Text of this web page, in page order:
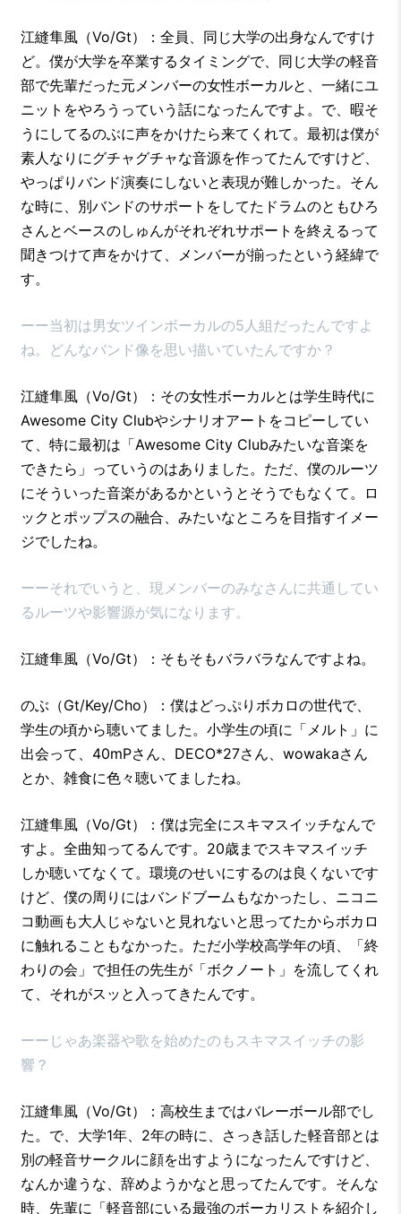
江縫隼風（Vo/Gt）：全員、同じ大学の出身なんですけ
ど。僕が大学を卒業するタイミングで、同じ大学の軽音
部で先輩だった元メンバーの女性ボーカルと、一緒にユ
ニットをやろうっていう話になったんですよ。で、暇そ
うにしてるのぶに声をかけたら来てくれて。最初は僕が
素人なりにグチャグチャな音源を作ってたんですけど、
やっぱりバンド演奏にしないと表現が難しかった。そん
な時に、別バンドのサポートをしてたドラムのともひろ
さんとベースのしゅんがそれぞれサポートを終えるって
聞きつけて声をかけて、メンバーが揃ったという経緯で
す。
ーー当初は男女ツインボーカルの5人組だったんですよ
ね。どんなバンド像を思い描いていたんですか？
江縫隼風（Vo/Gt）：その女性ボーカルとは学生時代に
Awesome City Clubやシナリオアートをコピーしてい
て、特に最初は「Awesome City Clubみたいな音楽を
できたら」っていうのはありました。ただ、僕のルーツ
にそういった音楽があるかというとそうでもなくて。ロ
ックとポップスの融合、みたいなところを目指すイメー
ジでしたね。
ーーそれでいうと、現メンバーのみなさんに共通してい
るルーツや影響源が気になります。
江縫隼風（Vo/Gt）：そもそもバラバラなんですよね。
のぶ（Gt/Key/Cho）：僕はどっぷりボカロの世代で、
学生の頃から聴いてました。小学生の頃に「メルト」に
出会って、40mPさん、DECO*27さん、wowakaさん
とか、雑食に色々聴いてましたね。
江縫隼風（Vo/Gt）：僕は完全にスキマスイッチなんで
すよ。全曲知ってるんです。20歳までスキマスイッチ
しか聴いてなくて。環境のせいにするのは良くないです
けど、僕の周りにはバンドブームもなかったし、ニコニ
コ動画も大人じゃないと見れないと思ってたからボカロ
に触れることもなかった。ただ小学校高学年の頃、「終
わりの会」で担任の先生が「ボクノート」を流してくれ
て、それがスッと入ってきたんです。
ーーじゃあ楽器や歌を始めたのもスキマスイッチの影
響？
江縫隼風（Vo/Gt）：高校生まではバレーボール部でし
た。で、大学1年、2年の時に、さっき話した軽音部とは
別の軽音サークルに顔を出すようになったんですけど、
なんか違うな、辞めようかなと思ってたんです。そんな
時、先輩に「軽音部にいる最強のボーカリストを紹介し